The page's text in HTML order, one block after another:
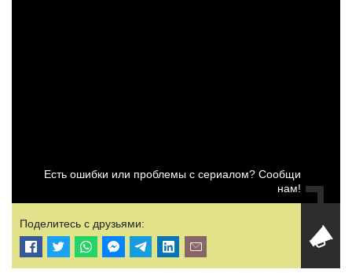
Есть ошибки или проблемы с сериалом? Сообщи
нам!
Поделитесь с друзьями: